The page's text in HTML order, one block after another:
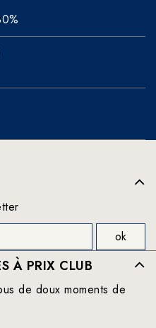
À PRIX CLUB
de doux moments de